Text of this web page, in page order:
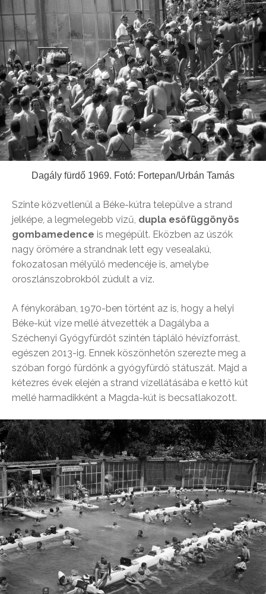
Dagály fürdő 1969. Fotó: Fortepan/Urbán Tamás
Szinte közvetlenül a Béke-kútra települve a strand
jelképe, a legmelegebb vizű, dupla esőfüggönyös
gombamedence is megépült. Eközben az úszók
nagy örömére a strandnak lett egy vesealakú,
fokozatosan mélyülő medencéje is, amelybe
oroszlánszobrokból zúdult a víz.
A fénykorában, 1970-ben történt az is, hogy a helyi
Béke-kút vize mellé átvezették a Dagályba a
Széchenyi Gyógyfürdőt szintén tápláló hévízforrást,
egészen 2013-ig. Ennek köszönhetőn szerezte meg a
szóban forgó fürdőnk a gyógyfürdő státuszát. Majd a
kétezres évek elején a strand vízellátásába e kettő kút
mellé harmadikként a Magda-kút is becsatlakozott.